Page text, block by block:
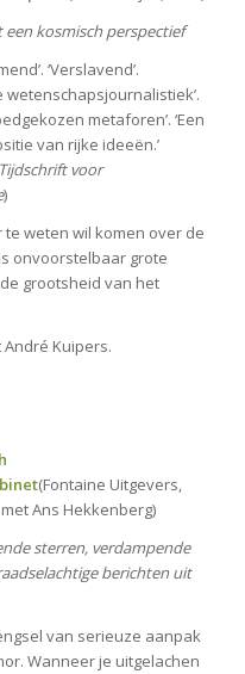
een kosmisch perspectief
‘Verslavend’.
wetenschapsjournalistiek’.
metaforen’. ‘Een
van rijke ideeën.’
voor
)
te weten wil komen over de
onvoorstelbaar grote
grootsheid van het
Kuipers.
(Fontaine Uitgevers,
Ans Hekkenberg)
sterren, verdampende
berichten uit
van serieuze aanpak
Wanneer je uitgelachen